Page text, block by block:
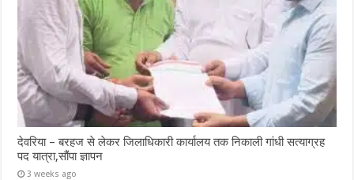
देवरिया – बरहज से लेकर जिलाधिकारी कार्यालय तक निकाली गांधी सत्याग्रह
पद यात्रा,सौंपा ज्ञापन
3 weeks ago